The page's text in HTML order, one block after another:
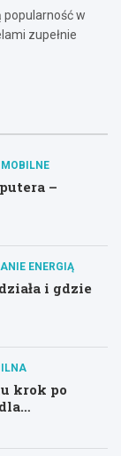
w
zupełnie
–
ENERGIĄ
i gdzie
krok po